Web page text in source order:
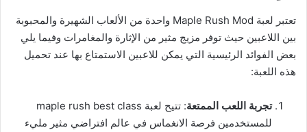
تعتبر لعبة Maple Rush Mod واحدة من الألعاب الشهيرة والمحبوبة
بين اللاعبين حيث توفر مزيج مثير من الإثارة والمغامرات وفيما يلي
بعض الفوائد الرئيسية التي يمكن للاعبين الاستمتاع بها عند تحميل
هذه اللعبة:
تجربة اللعب الممتعة
: تتيح لعبة maple rush best class
للمستخدمين فرصة الانغماس في عالم افتراضي مثير مليء